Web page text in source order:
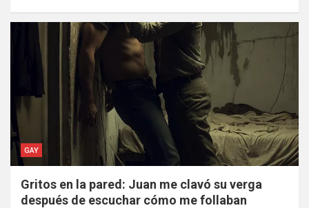
GAY
Gritos en la pared: Juan me clavó su verga
después de escuchar cómo me follaban